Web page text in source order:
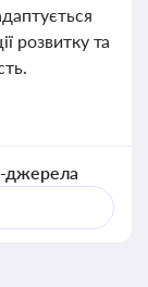
розвитку та
джерела